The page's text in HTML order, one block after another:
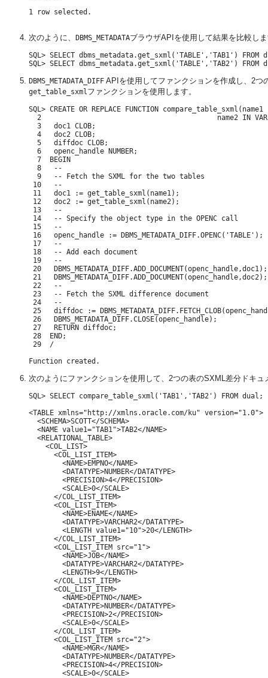
1 row selected.
次のように、 DBMS_METADATAブラウザAPIを使用して結果を比較し
SQL> SELECT dbms_metadata.get_sxml('TABLE','TAB1') FROM
DBMS_METADATA_DIFF APIを使用してファンクションを作成し、2つ
get_table_sxml ファンクションを使用します。
SQL> CREATE OR REPLACE FUNCTION compare_table_sxml(name1
2                                          name2 IN
  3   doc1 CLOB;
  4   doc2 CLOB;
  5   diffdoc CLOB;
  6   openc_handle NUMBER;
  7  BEGIN
  8   --
  9   -- Fetch the SXML for the two tables
10   --
11   doc1 := get_table_sxml(name1);
12   doc2 := get_table_sxml(name2);
13   --
14   -- Specify the object type in the OPENC call
15   --
16   openc_handle := DBMS_METADATA_DIFF.OPENC('TABLE');
17   --
18   -- Add each document
19   --
20   DBMS_METADATA_DIFF.ADD_DOCUMENT(openc_handle,doc1);
21   DBMS_METADATA_DIFF.ADD_DOCUMENT(openc_handle,doc2);
22   --
23   -- Fetch the SXML difference document
24   --
25   diffdoc :=
26   DBMS_METADATA_DIFF.CLOSE(openc_handle);
27   RETURN diffdoc;
28  END;
29  /
次のようにファンクションを使用して、2つの表のSXML差分ドキュ
SQL> SELECT compare_table_sxml('TAB1','TAB2') FROM dual;
<TABLE xmlns="http://xmlns.oracle.com/ku" version="1.0">
  <SCHEMA>SCOTT</SCHEMA>
  <NAME value1="TAB1">TAB2</NAME>
  <RELATIONAL_TABLE>
    <COL_LIST>
      <COL_LIST_ITEM>
        <NAME>EMPNO</NAME>
        <DATATYPE>NUMBER</DATATYPE>
        <PRECISION>4</PRECISION>
        <SCALE>0</SCALE>
      </COL_LIST_ITEM>
      <COL_LIST_ITEM>
        <NAME>ENAME</NAME>
        <DATATYPE>VARCHAR2</DATATYPE>
        <LENGTH value1="10">20</LENGTH>
      </COL_LIST_ITEM>
      <COL_LIST_ITEM src="1">
        <NAME>JOB</NAME>
        <DATATYPE>VARCHAR2</DATATYPE>
        <LENGTH>9</LENGTH>
      </COL_LIST_ITEM>
      <COL_LIST_ITEM>
        <NAME>DEPTNO</NAME>
        <DATATYPE>NUMBER</DATATYPE>
        <PRECISION>2</PRECISION>
        <SCALE>0</SCALE>
      </COL_LIST_ITEM>
      <COL_LIST_ITEM src="2">
        <NAME>MGR</NAME>
        <DATATYPE>NUMBER</DATATYPE>
        <PRECISION>4</PRECISION>
        <SCALE>0</SCALE>